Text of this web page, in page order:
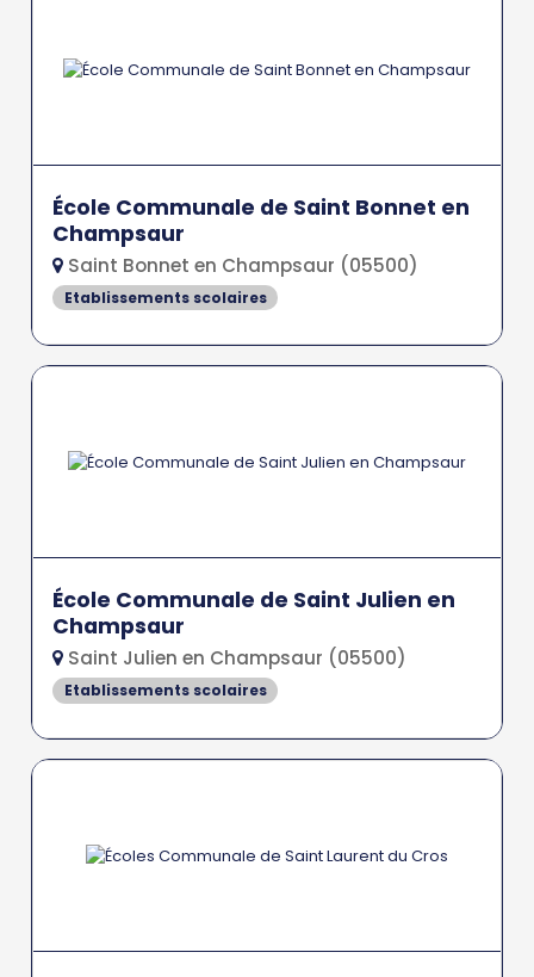
École Communale de Saint Bonnet en
Champsaur
Saint Bonnet en Champsaur (05500)
Etablissements scolaires
École Communale de Saint Julien en
Champsaur
Saint Julien en Champsaur (05500)
Etablissements scolaires